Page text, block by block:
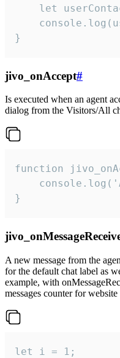
let
}
jivo_onAccept#
Is executed when an agent
dialog from the Visitors/All
function
}
A new message from the
for the default chat label as
example, with
messages counter for
let i = 1;